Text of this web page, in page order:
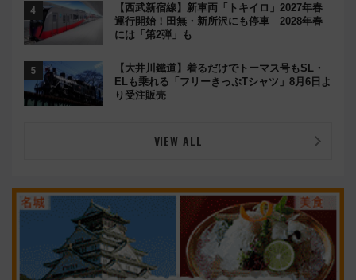
【西武新宿線】新車両「トキイロ」2027年春
運行開始！田無・新所沢にも停車 2028年春
には「第2弾」も
【大井川鐵道】着るだけでトーマス号もSL・
ELも乗れる「フリーきっぷTシャツ」8月6日よ
り受注販売
VIEW ALL